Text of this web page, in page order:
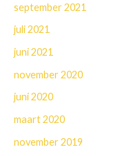
september 2021
juli 2021
juni 2021
november 2020
juni 2020
maart 2020
november 2019